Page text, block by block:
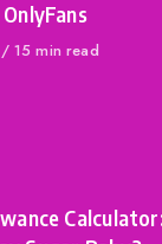
15 min read